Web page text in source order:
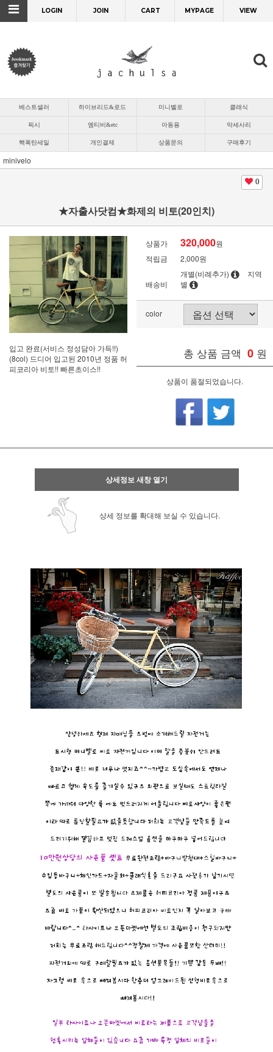
LOGIN JOIN CART MYPAGE VIEW
베스트셀러 하이브리드&로드 미니벨로 클래식
픽시 엠티비&etc 아동용 악세사리
핵폭탄세일 개인결제 상품문의 구매후기
minivelo
0
★자출사닷컴★화제의 비토(20인치)
입고 완료(서비스 정성담아 가득!!)
(8col) 드디어 입고된 2010년 정품 허
피코리아 비토!! 빠른초이스!!
상품가 320,000원
적립금
2,000원
배송비
개별(비례추가)
지역
별
color
총 상품 금액 0 원
상품이 품절되었습니다.
상세정보 새창 열기
상세 정보를 확대해 보실 수 있습니다.